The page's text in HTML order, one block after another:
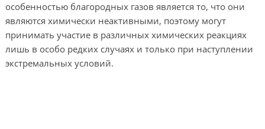
особенностью благородных газов является то, что они
являются химически неактивными, поэтому могут
принимать участие в различных химических реакциях
лишь в особо редких случаях и только при наступлении
экстремальных условий.